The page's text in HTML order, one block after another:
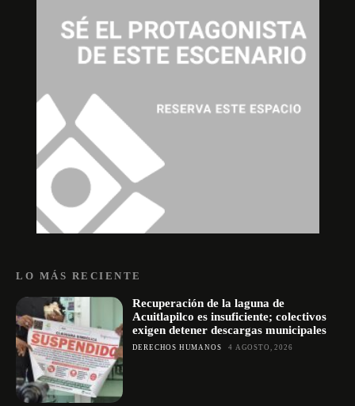
LO MÁS RECIENTE
Recuperación de la laguna de
Acuitlapilco es insuficiente; colectivos
exigen detener descargas municipales
DERECHOS HUMANOS 4 AGOSTO, 2026